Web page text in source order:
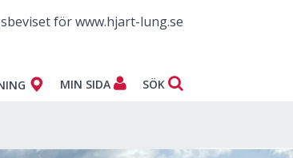
för www.hjart-lung.se
MIN SIDA SÖK